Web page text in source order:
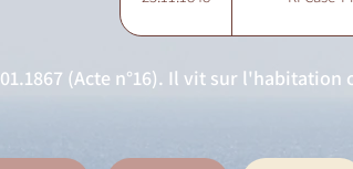
(Acte n°16). Il vit sur l'habitation